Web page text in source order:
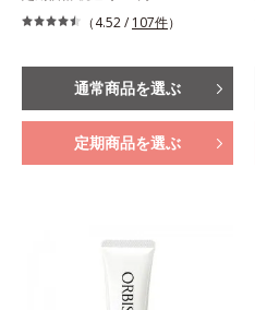
（4.52 / 107件）
通常商品を選ぶ
定期商品を選ぶ